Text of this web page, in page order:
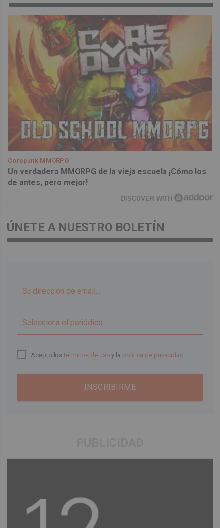
Corepunk MMORPG
Un verdadero MMORPG de la vieja escuela ¡Cómo los
de antes, pero mejor!
DISCOVER WITH
ÚNETE A NUESTRO BOLETÍN
Acepto lostérminos de uso y la política de privacidad
INSCRIBIRME